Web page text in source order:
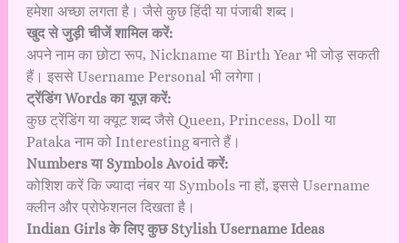
हमेशा अच्छा लगता है। जैसे कुछ हिंदी या पंजाबी शब्द।
खुद से जुड़ी चीजें शामिल करें:
अपने नाम का छोटा रूप, Nickname या Birth Year भी जोड़ सकती
हैं। इससे Username Personal भी लगेगा।
ट्रेंडिंग Words का यूज़ करें:
कुछ ट्रेंडिंग या क्यूट शब्द जैसे Queen, Princess, Doll या
Pataka नाम को Interesting बनाते हैं।
Numbers या Symbols Avoid करें:
कोशिश करें कि ज्यादा नंबर या Symbols ना हों, इससे Username
क्लीन और प्रोफेशनल दिखता है।
Indian Girls के लिए कुछ Stylish Username Ideas